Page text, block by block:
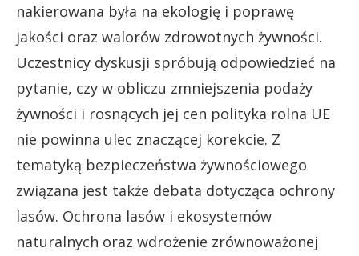
nakierowana była na ekologię i poprawę
jakości oraz walorów zdrowotnych żywności.
Uczestnicy dyskusji spróbują odpowiedzieć na
pytanie, czy w obliczu zmniejszenia podaży
żywności i rosnących jej cen polityka rolna UE
nie powinna ulec znaczącej korekcie. Z
tematyką bezpieczeństwa żywnościowego
związana jest także debata dotycząca ochrony
lasów. Ochrona lasów i ekosystemów
naturalnych oraz wdrożenie zrównoważonej